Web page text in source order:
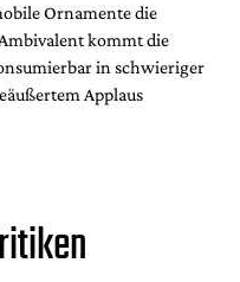
Ornamente die
kommt die
in schwieriger
Applaus